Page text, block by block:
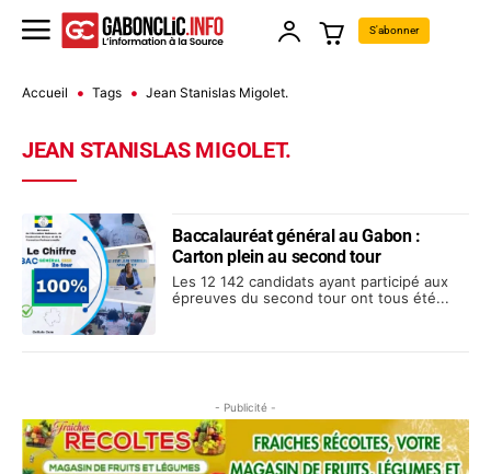
S'abonner
Accueil Tags Jean Stanislas Migolet.
JEAN STANISLAS MIGOLET.
Baccalauréat général au Gabon :
Carton plein au second tour
Les 12 142 candidats ayant participé aux
épreuves du second tour ont tous été...
- Publicité -